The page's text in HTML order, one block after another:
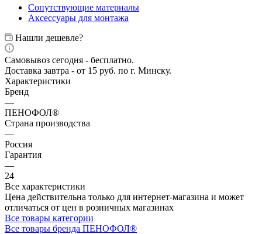
Сопутствующие материалы
Аксессуары для монтажа
Нашли дешевле?
Самовывоз сегодня - бесплатно.
Доставка завтра - от 15 руб. по г. Минску.
Характеристики
Бренд
—
ПЕНОФОЛ®
Страна производства
—
Россия
Гарантия
—
24
Все характеристики
Цена действительна только для интернет-магазина и может
отличаться от цен в розничных магазинах
Все товары категории
Все товары бренда ПЕНОФОЛ®